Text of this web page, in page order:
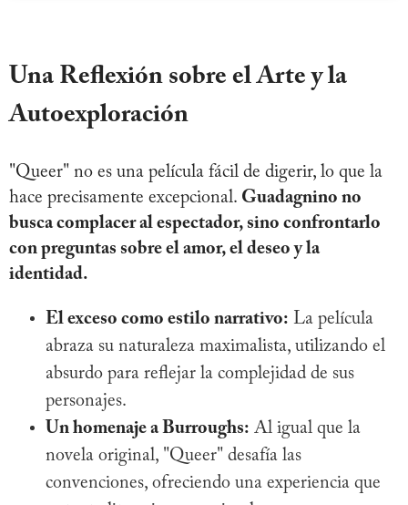
Una Reflexión sobre el Arte y la
Autoexploración
"Queer" no es una película fácil de digerir, lo que la
hace precisamente excepcional. Guadagnino no
busca complacer al espectador, sino confrontarlo
con preguntas sobre el amor, el deseo y la
identidad.
El exceso como estilo narrativo: La película
abraza su naturaleza maximalista, utilizando el
absurdo para reflejar la complejidad de sus
personajes.
Un homenaje a Burroughs: Al igual que la
novela original, "Queer" desafía las
convenciones, ofreciendo una experiencia que